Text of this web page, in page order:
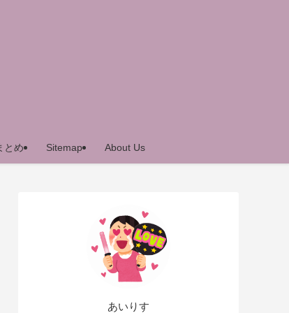
とめ Sitemap About Us
あいりす